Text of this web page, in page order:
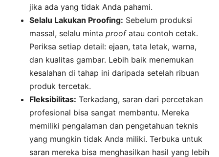
jika ada yang tidak Anda pahami.
Selalu Lakukan Proofing: Sebelum produksi
massal, selalu minta proofatau contoh cetak.
Periksa setiap detail: ejaan, tata letak, warna,
dan kualitas gambar. Lebih baik menemukan
kesalahan di tahap ini daripada setelah ribuan
produk tercetak.
Fleksibilitas: Terkadang, saran dari percetakan
profesional bisa sangat membantu. Mereka
memiliki pengalaman dan pengetahuan teknis
yang mungkin tidak Anda miliki. Terbuka untuk
saran mereka bisa menghasilkan hasil yang lebih